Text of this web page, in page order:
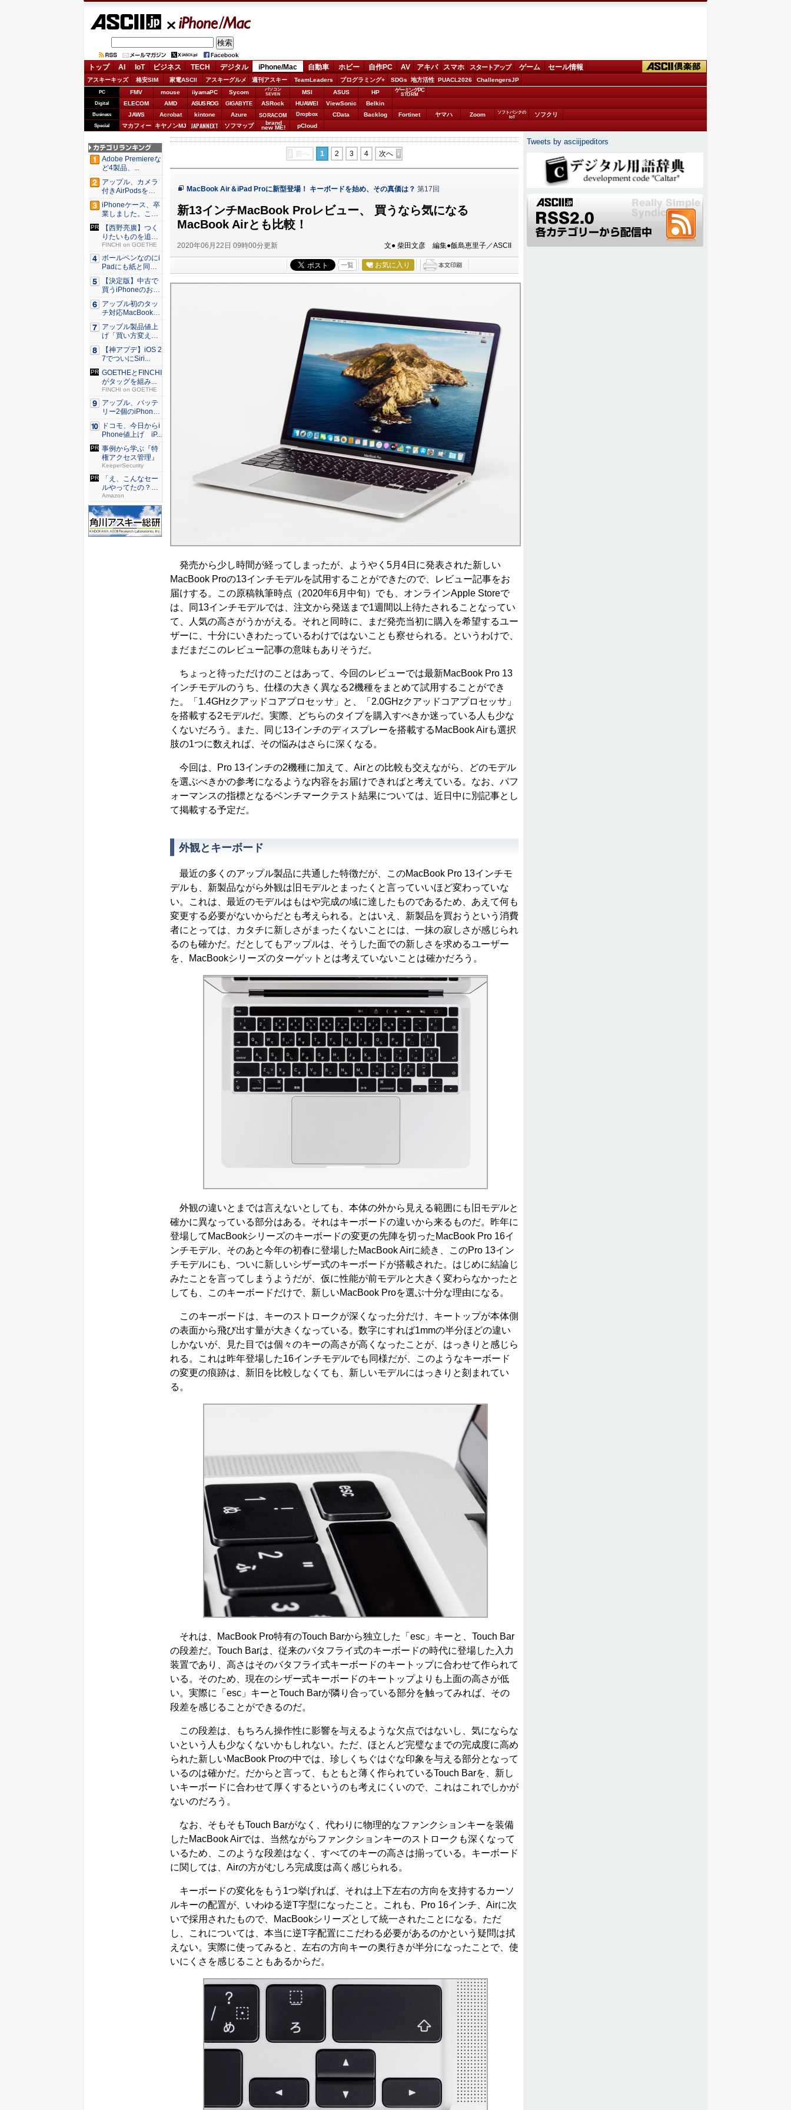
iPhone/Mac
トップ AI IoT ビジネス TECH デジタル iPhone/Mac 自動車 ホビー 自作PC AV アキバ スマホ スタートアップ ゲーム セール情報
アスキーキッズ 格安SIM 家電ASCII アスキーグルメ 週刊アスキー TeamLeaders プログラミング+ SDGs 地方活性 PUACL2026 ChallengersJP
PC FMV mouse iiyamaPC Sycom
パソコン
SEVEN
MSI ASUS HP ゲーミングPC
STORM
Digital ELECOM AMD ASUS ROG GIGABYTE ASRock HUAWEI ViewSonic Belkin
Business JAWS Acrobat kintone Azure SORACOM Dropbox CData Backlog Fortinet ヤマハ Zoom
ソフトバンクの
IoT
ソフクリ
Special マカフィー キヤノンMJ JAPANNEXT ソフマップ brand
new ME! pCloud
前へ 1 2 3 4 次へ
MacBook Air＆iPad Proに新型登場！ キーボードを始め、その真価は？ 第17回
新13インチMacBook Proレビュー、 買うなら気になる
MacBook Airとも比較！
2020年06月22日 09時00分更新 文● 柴田文彦 編集●飯島恵里子／ASCII
一覧 お気に入り
発売から少し時間が経ってしまったが、ようやく5月4日に発表された新しい
MacBook Proの13インチモデルを試用することができたので、レビュー記事をお
届けする。この原稿執筆時点（2020年6月中旬）でも、オンラインApple Storeで
は、同13インチモデルでは、注文から発送まで1週間以上待たされることなってい
て、人気の高さがうかがえる。それと同時に、まだ発売当初に購入を希望するユー
ザーに、十分にいきわたっているわけではないことも察せられる。というわけで、
まだまだこのレビュー記事の意味もありそうだ。
ちょっと待っただけのことはあって、今回のレビューでは最新MacBook Pro 13
インチモデルのうち、仕様の大きく異なる2機種をまとめて試用することができ
た。「1.4GHzクアッドコアプロセッサ」と、「2.0GHzクアッドコアプロセッサ」
を搭載する2モデルだ。実際、どちらのタイプを購入すべきか迷っている人も少な
くないだろう。また、同じ13インチのディスプレーを搭載するMacBook Airも選択
肢の1つに数えれば、その悩みはさらに深くなる。
今回は、Pro 13インチの2機種に加えて、Airとの比較も交えながら、どのモデル
を選ぶべきかの参考になるような内容をお届けできればと考えている。なお、パフ
ォーマンスの指標となるベンチマークテスト結果については、近日中に別記事とし
て掲載する予定だ。
外観とキーボード
最近の多くのアップル製品に共通した特徴だが、このMacBook Pro 13インチモ
デルも、新製品ながら外観は旧モデルとまったくと言っていいほど変わっていな
い。これは、最近のモデルはもはや完成の域に達したものであるため、あえて何も
変更する必要がないからだとも考えられる。とはいえ、新製品を買おうという消費
者にとっては、カタチに新しさがまったくないことには、一抹の寂しさが感じられ
るのも確かだ。だとしてもアップルは、そうした面での新しさを求めるユーザー
を、MacBookシリーズのターゲットとは考えていないことは確かだろう。
外観の違いとまでは言えないとしても、本体の外から見える範囲にも旧モデルと
確かに異なっている部分はある。それはキーボードの違いから来るものだ。昨年に
登場してMacBookシリーズのキーボードの変更の先陣を切ったMacBook Pro 16イ
ンチモデル、そのあと今年の初春に登場したMacBook Airに続き、このPro 13イン
チモデルにも、ついに新しいシザー式のキーボードが搭載された。はじめに結論じ
みたことを言ってしまうようだが、仮に性能が前モデルと大きく変わらなかったと
しても、このキーボードだけで、新しいMacBook Proを選ぶ十分な理由になる。
このキーボードは、キーのストロークが深くなった分だけ、キートップが本体側
の表面から飛び出す量が大きくなっている。数字にすれば1mmの半分ほどの違い
しかないが、見た目では個々のキーの高さが高くなったことが、はっきりと感じら
れる。これは昨年登場した16インチモデルでも同様だが、このようなキーボード
の変更の痕跡は、新旧を比較しなくても、新しいモデルにはっきりと刻まれてい
る。
それは、MacBook Pro特有のTouch Barから独立した「esc」キーと、Touch Bar
の段差だ。Touch Barは、従来のバタフライ式のキーボードの時代に登場した入力
装置であり、高さはそのバタフライ式キーボードのキートップに合わせて作られて
いる。そのため、現在のシザー式キーボードのキートップよりも上面の高さが低
い。実際に「esc」キーとTouch Barが隣り合っている部分を触ってみれば、その
段差を感じることができるのだ。
この段差は、もちろん操作性に影響を与えるような欠点ではないし、気にならな
いという人も少なくないかもしれない。ただ、ほとんど完璧なまでの完成度に高め
られた新しいMacBook Proの中では、珍しくちぐはぐな印象を与える部分となって
いるのは確かだ。だからと言って、もともと薄く作られているTouch Barを、新し
いキーボードに合わせて厚くするというのも考えにくいので、これはこれでしかが
ないのだろう。
なお、そもそもTouch Barがなく、代わりに物理的なファンクションキーを装備
したMacBook Airでは、当然ながらファンクションキーのストロークも深くなって
いるため、このような段差はなく、すべてのキーの高さは揃っている。キーボード
に関しては、Airの方がむしろ完成度は高く感じられる。
キーボードの変化をもう1つ挙げれば、それは上下左右の方向を支持するカーソ
ルキーの配置が、いわゆる逆T字型になったこと。これも、Pro 16インチ、Airに次
いで採用されたもので、MacBookシリーズとして統一されたことになる。ただ
し、これについては、本当に逆T字配置にこだわる必要があるのかという疑問は拭
えない。実際に使ってみると、左右の方向キーの奥行きが半分になったことで、使
いにくさを感じることもあるからだ。
Adobe Premiereな
ど4製品、...
アップル、カメラ
付きAirPodsを年
内...
iPhoneケース、卒
業しました。これ
か...
【西野亮廣】つく
りたいものを追求
できる環...
FINCHI on GOETHE
ボールペンなのにi
Padにも紙と同じ
滑ら...
【決定版】中古で
買うiPhoneのおす
す...
アップル初のタッ
チ対応MacBook、
早...
アップル製品値上
げ「買い方変え
る」9割超...
【神アプデ】iOS 2
7でついにSiri...
GOETHEとFINCHI
がタッグを組み...
FINCHI on GOETHE
アップル、バッテ
リー2個のiPhone
準...
ドコモ、今日からi
Phone値上げ iP...
事例から学ぶ『特
権アクセス管理』
KeeperSecurity
「え、こんなセー
ルやってたの？」
80％O...
Amazon
Tweets by asciijpeditors